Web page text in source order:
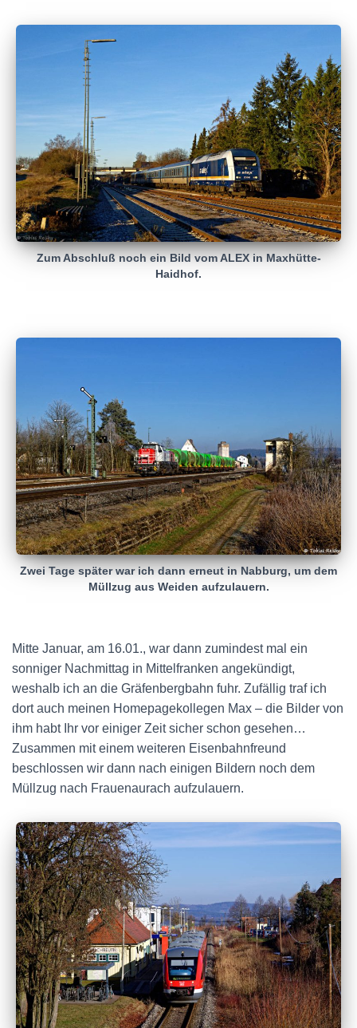
Zum Abschluß noch ein Bild vom ALEX in Maxhütte-
Haidhof.
Zwei Tage später war ich dann erneut in Nabburg, um dem
Müllzug aus Weiden aufzulauern.
Mitte Januar, am 16.01., war dann zumindest mal ein
sonniger Nachmittag in Mittelfranken angekündigt,
weshalb ich an die Gräfenbergbahn fuhr. Zufällig traf ich
dort auch meinen Homepagekollegen Max – die Bilder von
ihm habt Ihr vor einiger Zeit sicher schon gesehen…
Zusammen mit einem weiteren Eisenbahnfreund
beschlossen wir dann nach einigen Bildern noch dem
Müllzug nach Frauenaurach aufzulauern.